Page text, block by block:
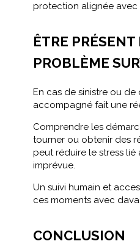
protection alignée avec
ÊTRE PRÉSENT
PROBLÈME
En cas de sinistre ou de
accompagné fait une
Comprendre les
tourner ou obtenir des
peut réduire le stress lié
imprévue.
Un suivi humain et
ces moments avec
CONCLUSION